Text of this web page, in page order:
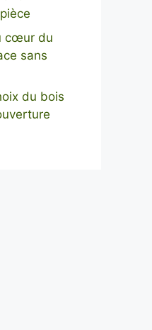
cœur du
sans
du bois